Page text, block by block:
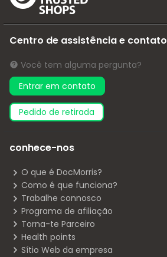
Centro de assistência e contato
Você tem alguma pergunta?
Entrar em contato
pedido de retirada
conhece-nos
O que é DocMorris?
Como é que funciona?
Trabalhe connosco
Programa de afiliação
Torna-te Parceiro
Health points
Sítio Web da empresa